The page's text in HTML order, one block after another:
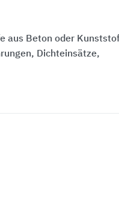
aus Beton oder
Dichteinsätze,